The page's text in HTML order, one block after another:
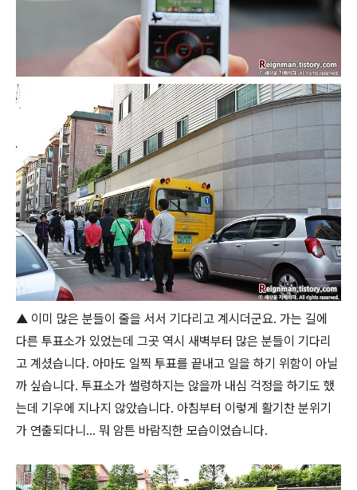
▲ 이미 많은 분들이 줄을 서서 기다리고 계시더군요. 가는 길에
다른 투표소가 있었는데 그곳 역시 새벽부터 많은 분들이 기다리
고 계셨습니다. 아마도 일찍 투표를 끝내고 일을 하기 위함이 아닐
까 싶습니다. 투표소가 썰렁하지는 않을까 내심 걱정을 하기도 했
는데 기우에 지나지 않았습니다. 아침부터 이렇게 활기찬 분위기
가 연출되다니... 뭐 암튼 바람직한 모습이었습니다.